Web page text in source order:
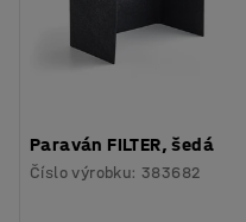
Paraván FILTER, šedá
Číslo výrobku:383682